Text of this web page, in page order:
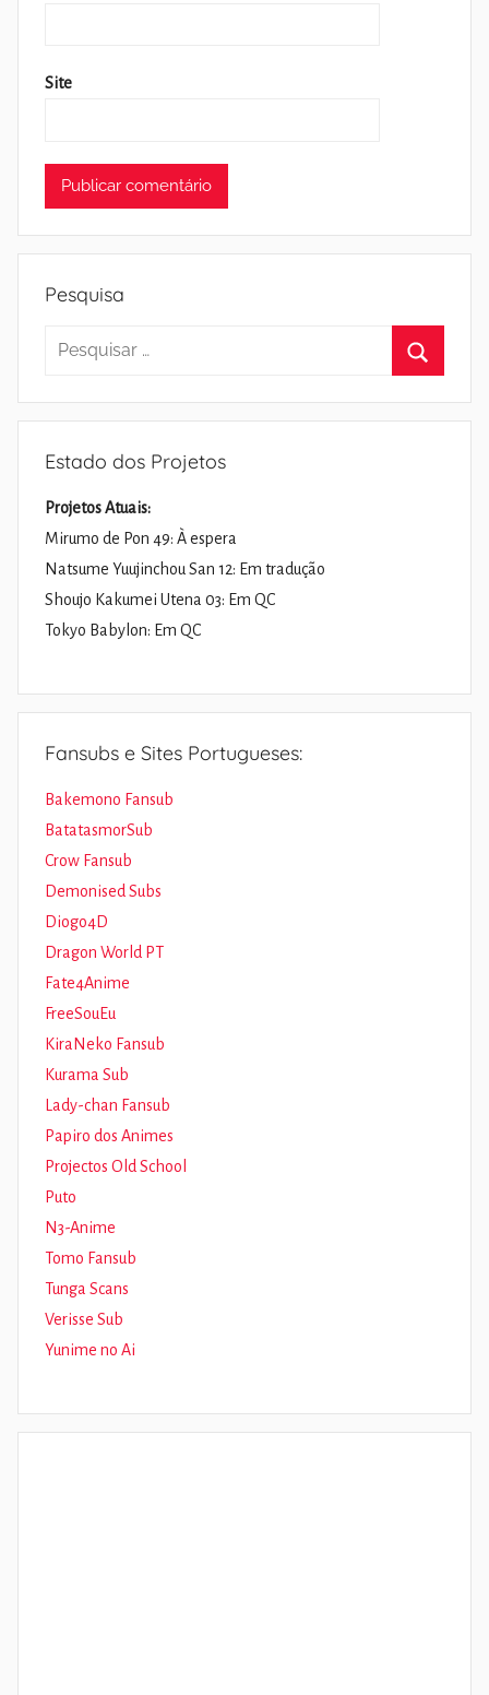
Site
Pesquisa
Pesquisar
Estado dos Projetos
Projetos Atuais:
Mirumo de Pon 49: À espera
Natsume Yuujinchou San 12: Em tradução
Shoujo Kakumei Utena 03: Em QC
Tokyo Babylon: Em QC
Fansubs e Sites Portugueses:
Bakemono Fansub
BatatasmorSub
Crow Fansub
Demonised Subs
Diogo4D
Dragon World PT
Fate4Anime
FreeSouEu
KiraNeko Fansub
Kurama Sub
Lady-chan Fansub
Papiro dos Animes
Projectos Old School
Puto
N3-Anime
Tomo Fansub
Tunga Scans
Verisse Sub
Yunime no Ai